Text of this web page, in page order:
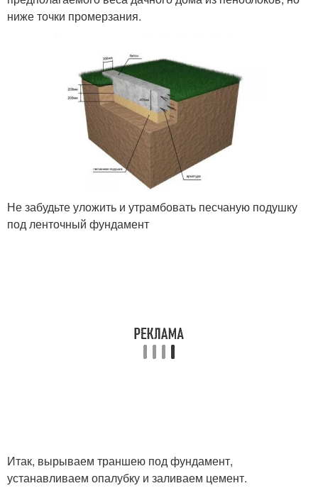
ниже точки промерзания.
Не забудьте уложить и утрамбовать песчаную подушку
под ленточный фундамент
Итак, вырываем траншею под фундамент,
устанавливаем опалубку и заливаем цемент.